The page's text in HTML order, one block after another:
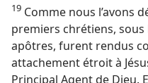
19 Comme nous l’avons
premiers chrétiens,
apôtres, furent rendus
attachement étroit à
Principal Agent de Dieu.